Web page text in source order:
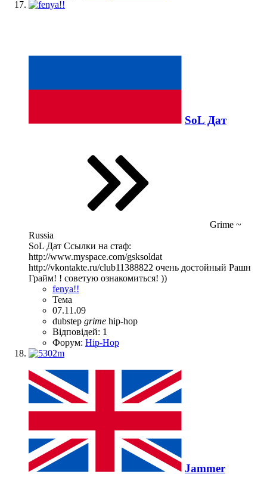
SoL Дат
Grime ~
Russia
SoL Дат Ссылки на стаф:
http://www.myspace.com/gsksoldat
http://vkontakte.ru/club11388822 очень достойный Рашн
Грайм! ! советую ознакомиться! ))
fenya!!
Тема
07.11.09
dubstep grime hip-hop
Відповідей: 1
Форум: Hip-Hop
Jammer